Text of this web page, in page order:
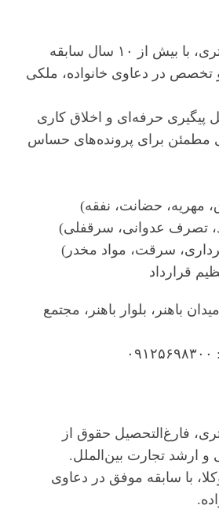
وکیل پایه یک دادگستری، با بیش از ۱۰ سال سابقه
تخصص در دعاوی خانواده، ملکی
پیگیری حرفه‌ای و اخلاق کاری
مطمئن برای پرونده‌های حساس
مهریه، حضانت، نفقه)
تصرف عدوانی، سرقفلی)
سرقت، مواد مخدر)
قرارداد
باهنر، بلوار باهنر، مجتمع
فارغ‌التحصیل حقوق از
و ارشد تجارت بین‌الملل.
وکلا، با سابقه موفق در دعاوی